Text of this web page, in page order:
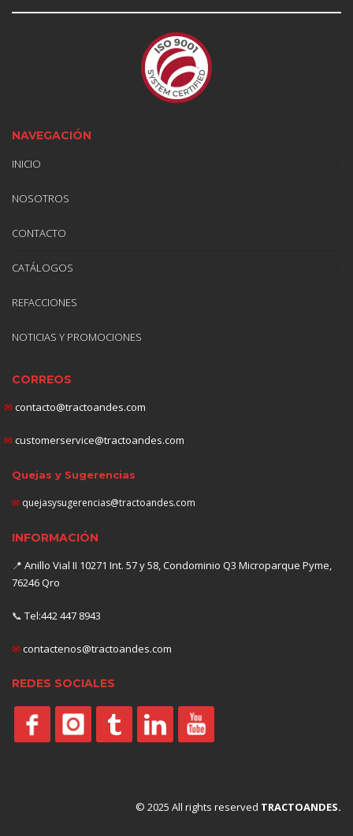
NAVEGACIÓN
INICIO
NOSOTROS
CONTACTO
CATÁLOGOS
REFACCIONES
NOTICIAS Y PROMOCIONES
CORREOS
✉ contacto@tractoandes.com
✉ customerservice@tractoandes.com
Quejas y Sugerencias
✉ quejasysugerencias@tractoandes.com
INFORMACIÓN
📍 Anillo Vial II 10271 Int. 57 y 58, Condominio Q3 Microparque Pyme,
76246 Qro
📞 Tel:442 447 8943
✉ contactenos@tractoandes.com
REDES SOCIALES
© 2025 All rights reserved TRACTOANDES.